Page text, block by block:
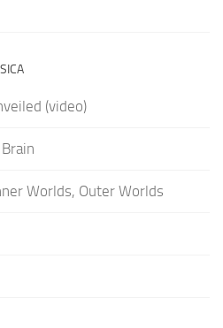
(video)
Worlds, Outer Worlds